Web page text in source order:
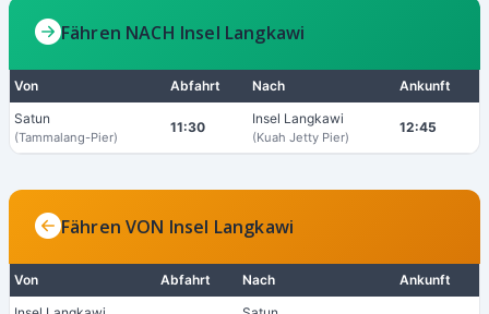
Fähren NACH Insel Langkawi
Von Abfahrt Nach
Ankunft
Satun
(Tammalang-Pier)
11:30
Insel Langkawi
(Kuah Jetty Pier)
12:45
Fähren VON Insel Langkawi
Von Abfahrt Nach
Ankunft